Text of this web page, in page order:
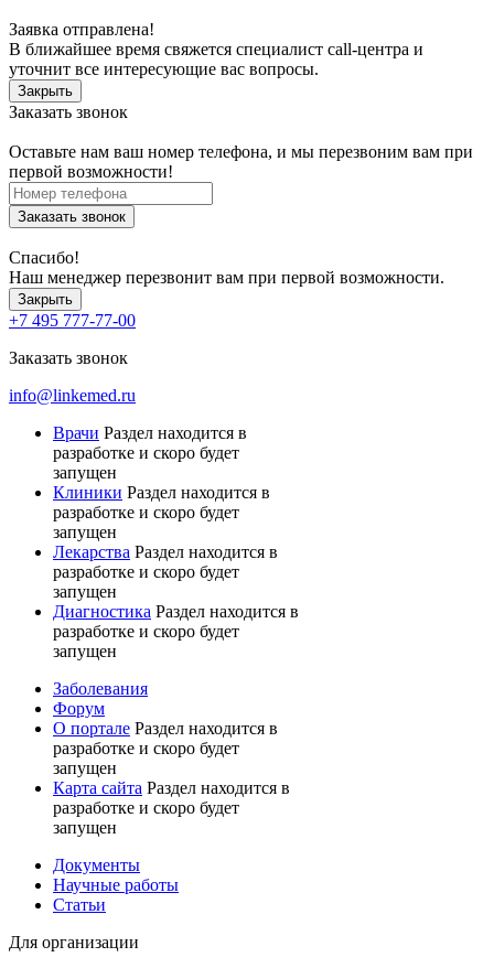
Заявка отправлена!
В ближайшее время свяжется специалист call-центра и
уточнит все интересующие вас вопросы.
Закрыть
Заказать звонок
Оставьте нам ваш номер телефона, и мы перезвоним вам при
первой возможности!
Заказать звонок
Спасибо!
Наш менеджер перезвонит вам при первой возможности.
Закрыть
+7 495 777-77-00
Заказать звонок
info@linkemed.ru
Врачи Раздел находится в
разработке и скоро будет
запущен
Клиники Раздел находится в
разработке и скоро будет
запущен
Лекарства Раздел находится в
разработке и скоро будет
запущен
Диагностика Раздел находится в
разработке и скоро будет
запущен
Заболевания
Форум
О портале Раздел находится в
разработке и скоро будет
запущен
Карта сайта Раздел находится в
разработке и скоро будет
запущен
Документы
Научные работы
Статьи
Для организации